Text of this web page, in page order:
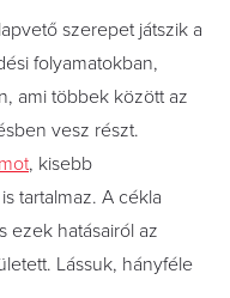
szerepet játszik a
folyamatokban,
ami többek között az
vesz részt.
, kisebb
tartalmaz. A cékla
ezek hatásairól az
Lássuk, hányféle